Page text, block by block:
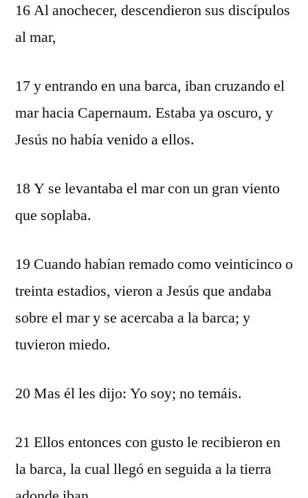
16 Al anochecer, descendieron sus discípulos
al mar,
17 y entrando en una barca, iban cruzando el
mar hacia Capernaum. Estaba ya oscuro, y
Jesús no había venido a ellos.
18 Y se levantaba el mar con un gran viento
que soplaba.
19 Cuando habían remado como veinticinco o
treinta estadios, vieron a Jesús que andaba
sobre el mar y se acercaba a la barca; y
tuvieron miedo.
20 Mas él les dijo: Yo soy; no temáis.
21 Ellos entonces con gusto le recibieron en
la barca, la cual llegó en seguida a la tierra